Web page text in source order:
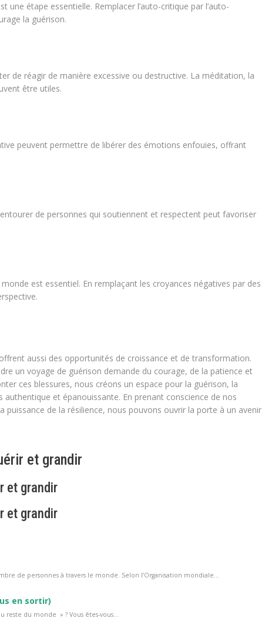
une étape essentielle. Remplacer l’auto-critique par l’auto-
la guérison.
de réagir de manière excessive ou destructive. La méditation, la
être utiles.
peuvent permettre de libérer des émotions enfouies, offrant
de personnes qui soutiennent et respectent peut favoriser
est essentiel. En remplaçant les croyances négatives par des
aussi des opportunités de croissance et de transformation.
un voyage de guérison demande du courage, de la patience et
ces blessures, nous créons un espace pour la guérison, la
et épanouissante. En prenant conscience de nos
de la résilience, nous pouvons ouvrir la porte à un avenir
et grandir
et grandir
et grandir
de personnes à travers le monde. Selon l’Organisation mondiale...
en sortir)
reste du monde » ? Vous êtes-vous...